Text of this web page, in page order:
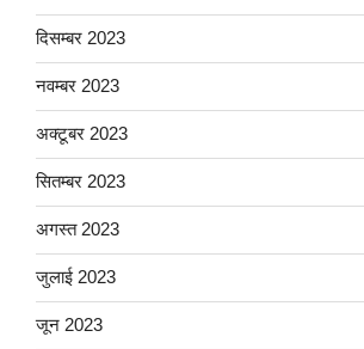
दिसम्बर 2023
नवम्बर 2023
अक्टूबर 2023
सितम्बर 2023
अगस्त 2023
जुलाई 2023
जून 2023